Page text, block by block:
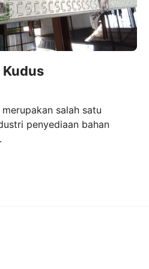
Kudus
salah satu
penyediaan bahan